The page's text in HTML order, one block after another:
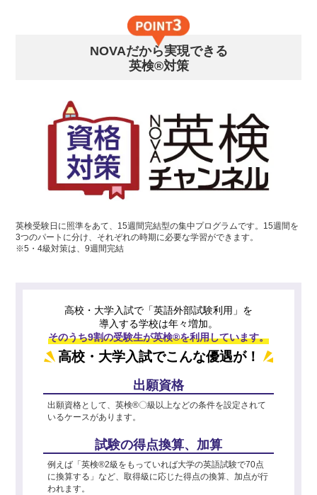
NOVAだから実現できる
英検®対策
英検受験日に照準をあて、15週間完結型の集中プログラムです。15週間を
3つのパートに分け、それぞれの時期に必要な学習ができます。
※5・4級対策は、9週間完結
高校・大学入試で「英語外部試験利用」を
導入する学校は年々増加。
そのうち9割の受験生が英検®を利用しています。
高校・大学入試でこんな優遇が！
出願資格
出願資格として、英検®〇級以上などの条件を設定されて
いるケースがあります。
試験の得点換算、加算
例えば「英検®2級をもっていれば大学の英語試験で70点
に換算する」など、取得級に応じた得点の換算、加点が行
われます。